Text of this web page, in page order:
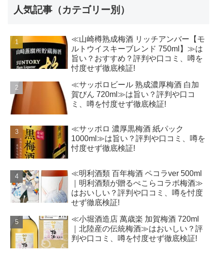
人気記事（カテゴリー別）
≪山崎樽熟成梅酒 リッチアンバー【モ
ルトウイスキーブレンド 750ml】≫は
旨い？おすすめ？評判や口コミ、噂を
忖度せず徹底検証!
≪サッポロビール 熟成濃厚梅酒 白加
賀びん 720ml≫は旨い？評判や口コ
ミ、噂を忖度せず徹底検証!
≪サッポロ 濃厚黒梅酒 紙パック
1000ml≫は旨い？評判や口コミ、噂を
忖度せず徹底検証!
≪明利酒類 百年梅酒 ペコラver 500ml
｜明利酒類が贈るぺこらコラボ梅酒≫
はおいしい？評判や口コミ、噂を忖度
せず徹底検証!
≪小堀酒造店 萬歳楽 加賀梅酒 720ml
｜北陸産の伝統梅酒≫はおいしい？評
判や口コミ、噂を忖度せず徹底検証!